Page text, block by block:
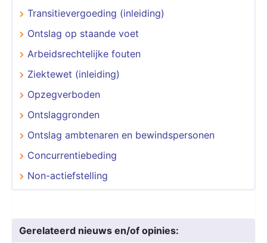
Transitievergoeding (inleiding)
Ontslag op staande voet
Arbeidsrechtelijke fouten
Ziektewet (inleiding)
Opzegverboden
Ontslaggronden
Ontslag ambtenaren en bewindspersonen
Concurrentiebeding
Non-actiefstelling
Gerelateerd nieuws en/of opinies: